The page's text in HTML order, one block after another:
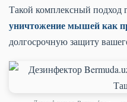
Такой комплексный подход
уничтожение мышей как
долгосрочную защиту